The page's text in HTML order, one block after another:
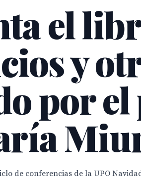
el
y
por
de conferencias de la UPO